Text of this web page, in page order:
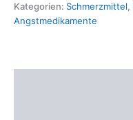
Kategorien: Schmerzmittel,
Angstmedikamente